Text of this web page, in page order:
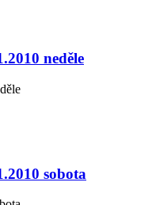
neděle
sobota